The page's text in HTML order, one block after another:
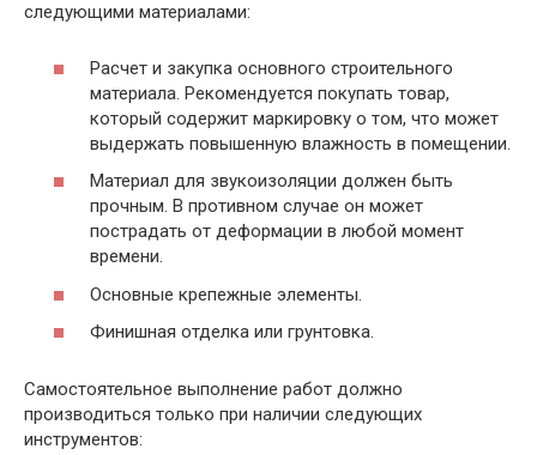
следующими материалами:
Расчет и закупка основного строительного
материала. Рекомендуется покупать товар,
который содержит маркировку о том, что может
выдержать повышенную влажность в помещении.
Материал для звукоизоляции должен быть
прочным. В противном случае он может
пострадать от деформации в любой момент
времени.
Основные крепежные элементы.
Финишная отделка или грунтовка.
Самостоятельное выполнение работ должно
производиться только при наличии следующих
инструментов: